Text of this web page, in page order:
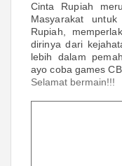
Cinta Rupiah
Masyarakat
Rupiah,
dirinya dari
lebih dalam
ayo coba games
Selamat bermain!!!